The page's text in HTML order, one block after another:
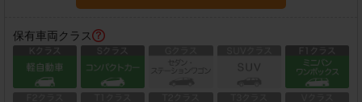
保有車両クラス